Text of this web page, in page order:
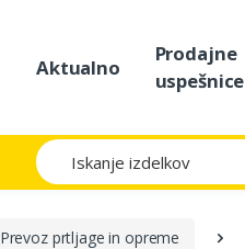
Aktualno
Prodajne
uspešnice
Iskanje
Prevoz prtljage in opreme